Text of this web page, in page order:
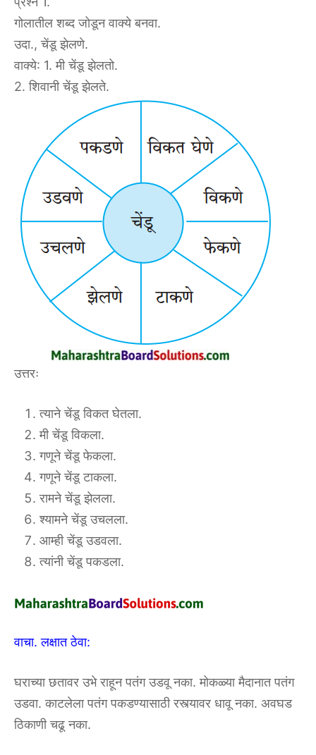
गोलातील शब्द जोडून वाक्ये बनवा.
उदा., चेंडू झेलणे.
वाक्ये: 1. मी चेंडू झेलतो.
2. शिवानी चेंडू झेलते.
उत्तरः
त्याने चेंडू विकत घेतला.
मी चेंडू विकला.
गणूने चेंडू फेकला.
गणूने चेंडू टाकला.
रामने चेंडू झेलला.
श्यामने चेंडू उचलला.
आम्ही चेंडू उडवला.
त्यांनी चेंडू पकडला.
वाचा. लक्षात ठेवा:
घराच्या छतावर उभे राहून पतंग उडवू नका. मोकळ्या मैदानात पतंग
उडवा. काटलेला पतंग पकडण्यासाठी रस्त्यावर धावू नका. अवघड
ठिकाणी चढू नका.